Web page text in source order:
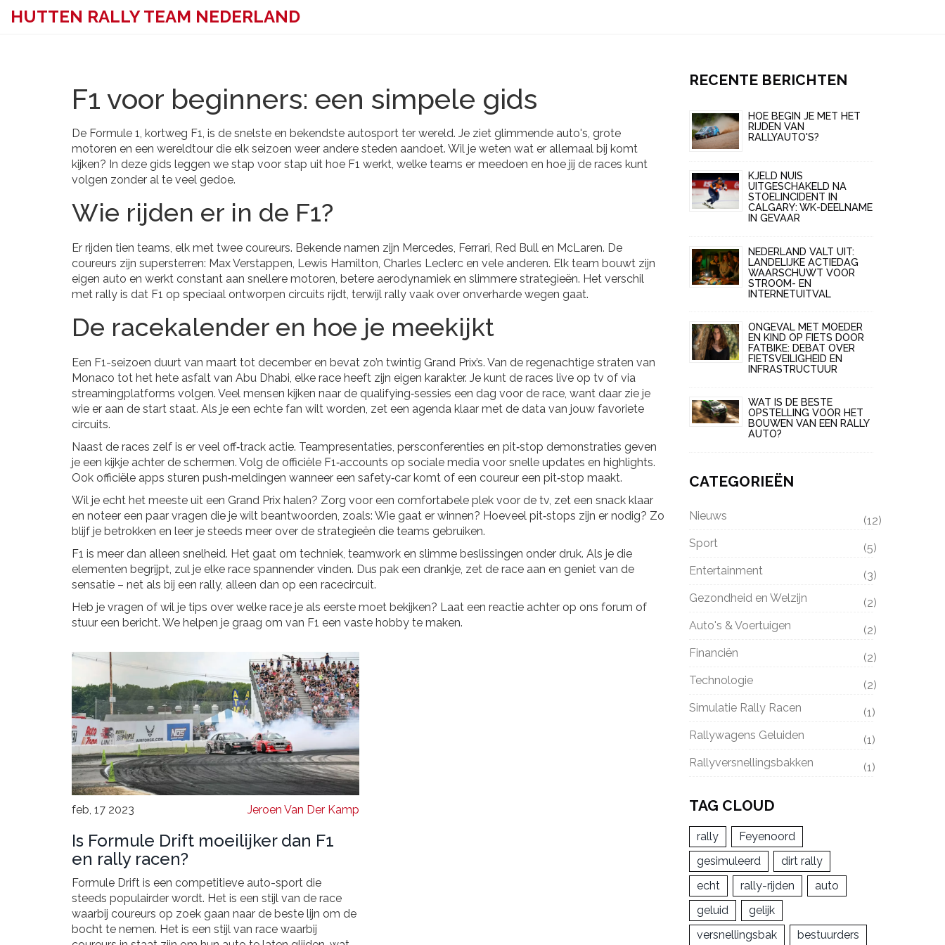
HUTTEN RALLY TEAM NEDERLAND
F1 voor beginners: een simpele gids
De Formule 1, kortweg F1, is de snelste en bekendste autosport ter wereld. Je ziet glimmende auto's, grote
motoren en een wereldtour die elk seizoen weer andere steden aandoet. Wil je weten wat er allemaal bij komt
kijken? In deze gids leggen we stap voor stap uit hoe F1 werkt, welke teams er meedoen en hoe jij de races kunt
volgen zonder al te veel gedoe.
Wie rijden er in de F1?
Er rijden tien teams, elk met twee coureurs. Bekende namen zijn Mercedes, Ferrari, Red Bull en McLaren. De
coureurs zijn supersterren: Max Verstappen, Lewis Hamilton, Charles Leclerc en vele anderen. Elk team bouwt zijn
eigen auto en werkt constant aan snellere motoren, betere aerodynamiek en slimmere strategieën. Het verschil
met rally is dat F1 op speciaal ontworpen circuits rijdt, terwijl rally vaak over onverharde wegen gaat.
De racekalender en hoe je meekijkt
Een F1-seizoen duurt van maart tot december en bevat zo’n twintig Grand Prix’s. Van de regenachtige straten van
Monaco tot het hete asfalt van Abu Dhabi, elke race heeft zijn eigen karakter. Je kunt de races live op tv of via
streamingplatforms volgen. Veel mensen kijken naar de qualifying‑sessies een dag voor de race, want daar zie je
wie er aan de start staat. Als je een echte fan wilt worden, zet een agenda klaar met de data van jouw favoriete
circuits.
Naast de races zelf is er veel off‑track actie. Teampresentaties, persconferenties en pit‑stop demonstraties geven
je een kijkje achter de schermen. Volg de officiële F1‑accounts op sociale media voor snelle updates en highlights.
Ook officiële apps sturen push‑meldingen wanneer een safety‑car komt of een coureur een pit‑stop maakt.
Wil je echt het meeste uit een Grand Prix halen? Zorg voor een comfortabele plek voor de tv, zet een snack klaar
en noteer een paar vragen die je wilt beantwoorden, zoals: Wie gaat er winnen? Hoeveel pit‑stops zijn er nodig? Zo
blijf je betrokken en leer je steeds meer over de strategieën die teams gebruiken.
F1 is meer dan alleen snelheid. Het gaat om techniek, teamwork en slimme beslissingen onder druk. Als je die
elementen begrijpt, zul je elke race spannender vinden. Dus pak een drankje, zet de race aan en geniet van de
sensatie – net als bij een rally, alleen dan op een racecircuit.
Heb je vragen of wil je tips over welke race je als eerste moet bekijken? Laat een reactie achter op ons forum of
stuur een bericht. We helpen je graag om van F1 een vaste hobby te maken.
feb, 17 2023 Jeroen Van Der Kamp
Is Formule Drift moeilijker dan F1
en rally racen?
Formule Drift is een competitieve auto-sport die
steeds populairder wordt. Het is een stijl van de race
waarbij coureurs op zoek gaan naar de beste lijn om de
bocht te nemen. Het is een stijl van race waarbij
RECENTE BERICHTEN
HOE BEGIN JE MET HET
RIJDEN VAN
RALLYAUTO'S?
KJELD NUIS
UITGESCHAKELD NA
STOELINCIDENT IN
CALGARY: WK-DEELNAME
IN GEVAAR
NEDERLAND VALT UIT:
LANDELIJKE ACTIEDAG
WAARSCHUWT VOOR
STROOM- EN
INTERNETUITVAL
ONGEVAL MET MOEDER
EN KIND OP FIETS DOOR
FATBIKE: DEBAT OVER
FIETSVEILIGHEID EN
INFRASTRUCTUUR
WAT IS DE BESTE
OPSTELLING VOOR HET
BOUWEN VAN EEN RALLY
AUTO?
CATEGORIEËN
Nieuws
(12)
Sport
(5)
Entertainment
(3)
Gezondheid en Welzijn
(2)
Auto's & Voertuigen
(2)
Financiën
(2)
Technologie
(2)
Simulatie Rally Racen
(1)
Rallywagens Geluiden
(1)
Rallyversnellingsbakken
(1)
TAG CLOUD
rally
Feyenoord
gesimuleerd
dirt rally
echt
rally-rijden
auto
geluid
gelijk
versnellingsbak
bestuurders